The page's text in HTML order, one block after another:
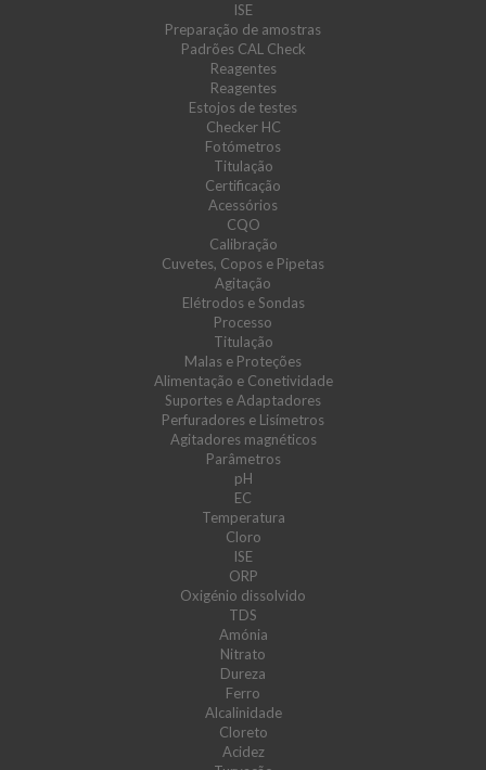
ISE
Preparação de amostras
Padrões CAL Check
Reagentes
Reagentes
Estojos de testes
Checker HC
Fotómetros
Titulação
Certificação
Acessórios
CQO
Calibração
Cuvetes, Copos e Pipetas
Agitação
Elétrodos e Sondas
Processo
Titulação
Malas e Proteções
Alimentação e Conetividade
Suportes e Adaptadores
Perfuradores e Lisímetros
Agitadores magnéticos
Parâmetros
pH
EC
Temperatura
Cloro
ISE
ORP
Oxigénio dissolvido
TDS
Amónia
Nitrato
Dureza
Ferro
Alcalinidade
Cloreto
Acidez